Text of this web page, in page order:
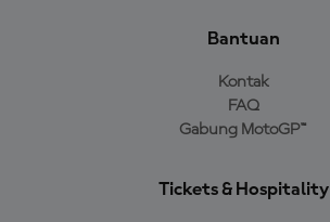
Bantuan
Kontak
FAQ
Gabung MotoGP™
Tickets & Hospitality